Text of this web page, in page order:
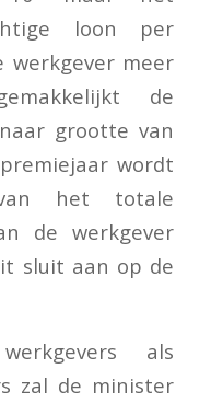
loon per
werkgever meer
de
grootte van
wordt
het totale
de werkgever
sluit aan op de
als
zal de minister